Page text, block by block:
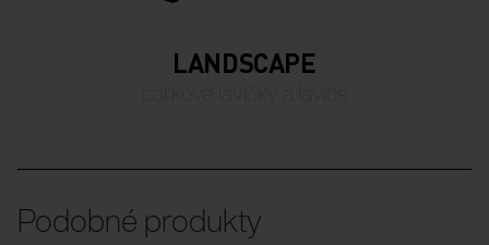
LANDSCAPE
Podobné produkty